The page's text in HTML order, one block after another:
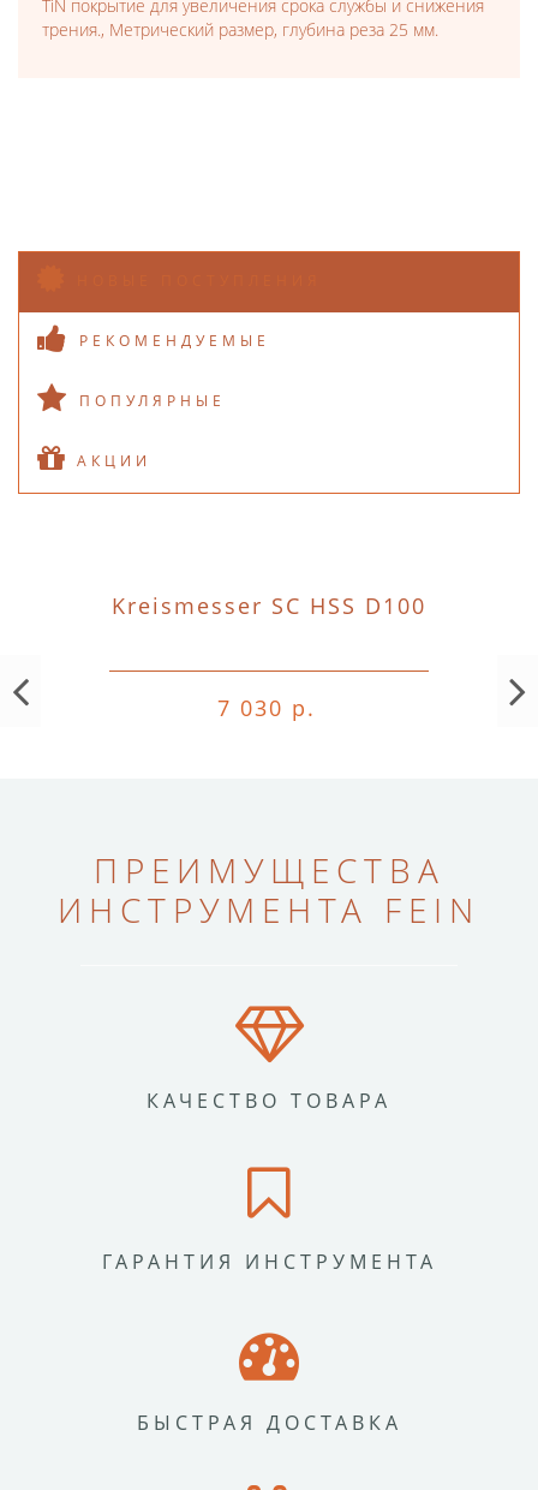
TiN покрытие для увеличения срока службы и снижения
трения., Метрический размер, глубина реза 25 мм.
РЕКОМЕНДУЕМЫЕ
ПОПУЛЯРНЫЕ
АКЦИИ
Kreismesser SC HSS D100
7 030 р.
ПРЕИМУЩЕСТВА
ИНСТРУМЕНТА FEIN
КАЧЕСТВО ТОВАРА
ГАРАНТИЯ ИНСТРУМЕНТА
БЫСТРАЯ ДОСТАВКА